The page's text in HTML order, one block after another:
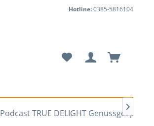
Hotline:0385-5816104
Podcast TRUE DELIGHT
